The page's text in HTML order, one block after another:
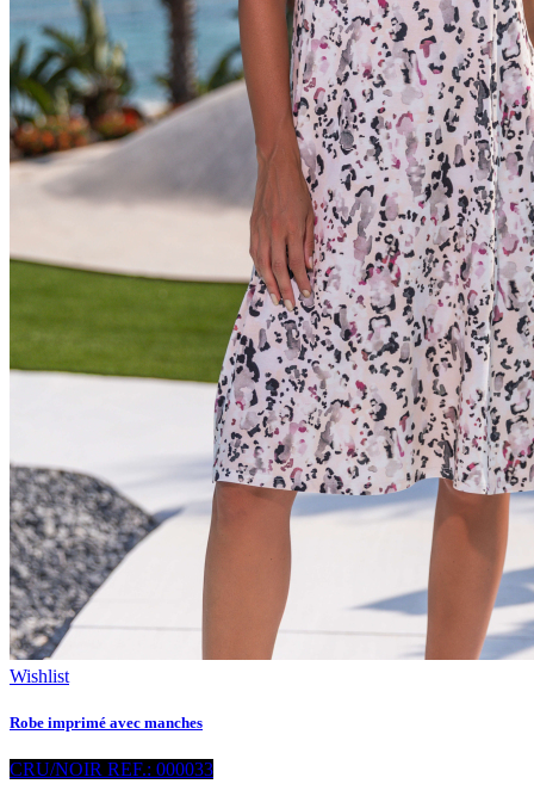
Wishlist
Robe imprimé avec manches
CRU/NOIR REF.: 000033